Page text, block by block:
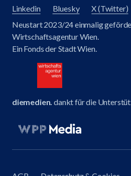
Linkedin Bluesky
X (Twitter)
Neustart 2023/24 einmalig
Wirtschaftsagentur Wien.
Ein Fonds der Stadt Wien.
diemedien. dankt für die